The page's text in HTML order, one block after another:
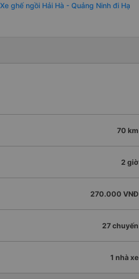
Xe ghế ngồi Hải Hà - Quảng Ninh đi Hạ
70 km
2 giờ
270.000 VNĐ
27 chuyến
1 nhà xe